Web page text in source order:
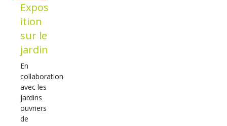
Expos
ition
sur le
jardin
En
collaboration
avec les
jardins
ouvriers
de